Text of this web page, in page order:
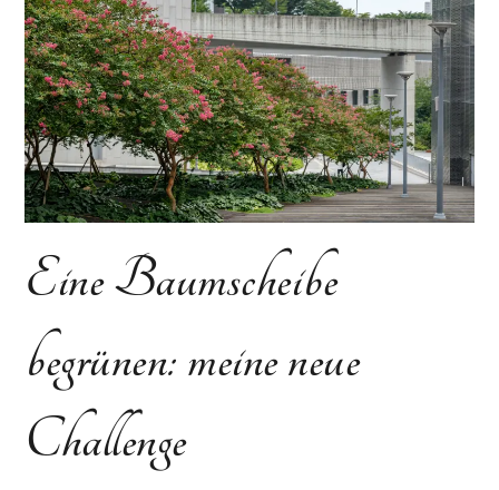
Eine Baumscheibe
begrünen: meine neue
Challenge